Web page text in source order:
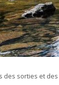
des sorties et